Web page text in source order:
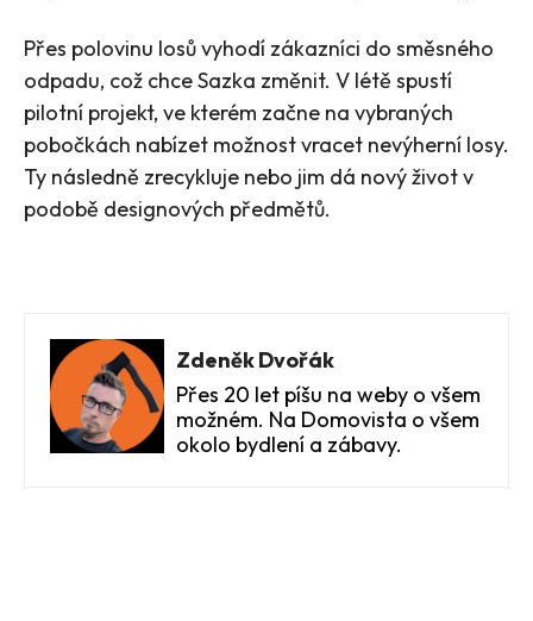
Přes polovinu losů vyhodí zákazníci do směsného
odpadu, což chce Sazka změnit. V létě spustí
pilotní projekt, ve kterém začne na vybraných
pobočkách nabízet možnost vracet nevýherní losy.
Ty následně zrecykluje nebo jim dá nový život v
podobě designových předmětů.
Zdeněk Dvořák
Přes 20 let píšu na weby o všem
možném. Na Domovista o všem
okolo bydlení a zábavy.